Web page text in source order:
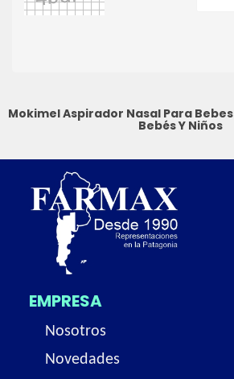
Mokimel Aspirador Nasal Para Bebes
Bebés Y Niños
EMPRESA
Nosotros
Novedades